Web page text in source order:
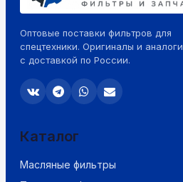
Оптовые поставки фильтров для
спецтехники. Оригиналы и аналоги
с доставкой по России.
Каталог
Масляные фильтры